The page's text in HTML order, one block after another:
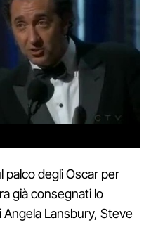
palco degli Oscar per
già consegnati lo
Lansbury, Steve